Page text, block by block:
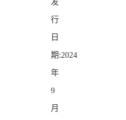
行
日
期:2024
年
9
月